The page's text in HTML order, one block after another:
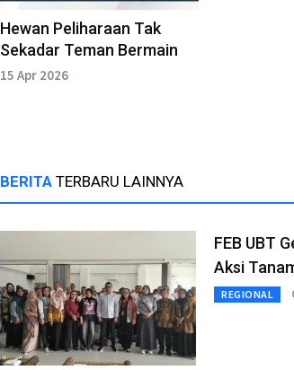
Hewan Peliharaan Tak
Sekadar Teman Bermain
15 Apr 2026
BERITA TERBARU LAINNYA
FEB UBT
Aksi
REGIONAL